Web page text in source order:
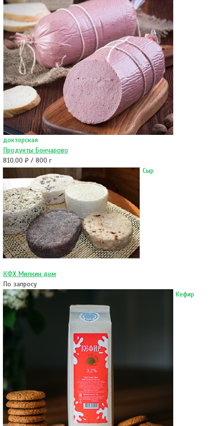
докторская
Продукты Бончарово
810.00 ₽ / 800 г
Сыр
КФХ Милкин дом
По запросу
Кефир